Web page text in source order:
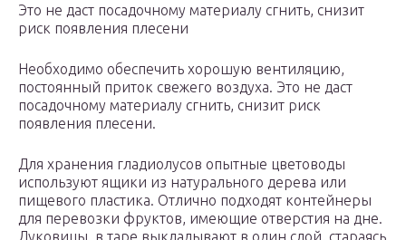
Это не даст посадочному материалу сгнить, снизит
риск появления плесени
Необходимо обеспечить хорошую вентиляцию,
постоянный приток свежего воздуха. Это не даст
посадочному материалу сгнить, снизит риск
появления плесени.
Для хранения гладиолусов опытные цветоводы
используют ящики из натурального дерева или
пищевого пластика. Отлично подходят контейнеры
для перевозки фруктов, имеющие отверстия на дне.
Луковицы в таре выкладывают в один слой, стараясь